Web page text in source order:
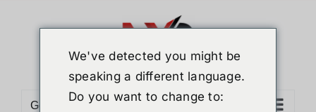
Go to...
We've detected you might be
speaking a different language.
Do you want to change to: